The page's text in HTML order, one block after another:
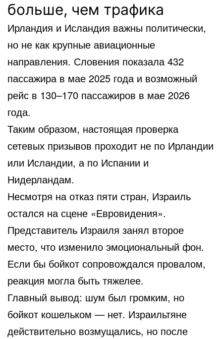
больше, чем трафика
Ирландия и Исландия важны политически,
но не как крупные авиационные
направления. Словения показала 432
пассажира в мае 2025 года и возможный
рейс в 130–170 пассажиров в мае 2026
года.
Таким образом, настоящая проверка
сетевых призывов проходит не по Ирландии
или Исландии, а по Испании и
Нидерландам.
Несмотря на отказ пяти стран, Израиль
остался на сцене «Евровидения».
Представитель Израиля занял второе
место, что изменило эмоциональный фон.
Если бы бойкот сопровождался провалом,
реакция могла быть тяжелее.
Главный вывод: шум был громким, но
бойкот кошельком — нет. Израильтяне
действительно возмущались, но после